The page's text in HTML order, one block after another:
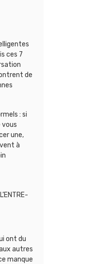
ces 7
de
: si
vous
une,
à
ont du
autres
manque